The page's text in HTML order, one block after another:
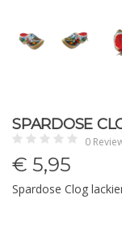
SPARDOSE
0
€ 5,95
Spardose Clog